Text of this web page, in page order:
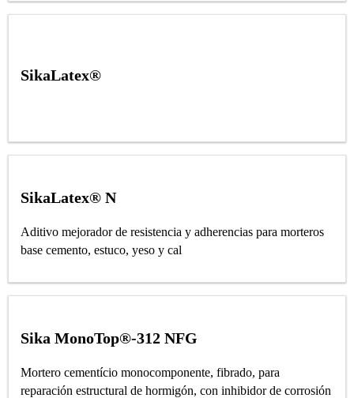
SikaLatex®
SikaLatex® N
Aditivo mejorador de resistencia y adherencias para morteros
base cemento, estuco, yeso y cal
Sika MonoTop®-312 NFG
Mortero cementício monocomponente, fibrado, para
reparación estructural de hormigón, con inhibidor de corrosión